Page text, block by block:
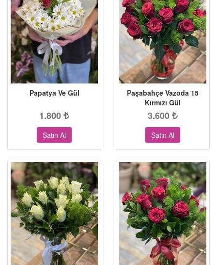
Papatya Ve Gül
1.800
Satın Al
Paşabahçe Vazoda 15
Kırmızı Gül
3.600
Satın Al